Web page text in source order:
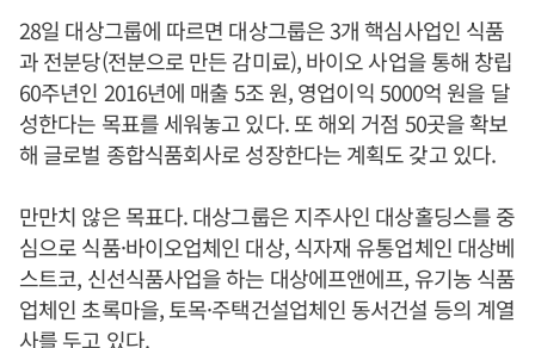
28일 대상그룹에 따르면 대상그룹은 3개 핵심사업인 식품
과 전분당(전분으로 만든 감미료), 바이오 사업을 통해 창립
60주년인 2016년에 매출 5조 원, 영업이익 5000억 원을 달
성한다는 목표를 세워놓고 있다. 또 해외 거점 50곳을 확보
해 글로벌 종합식품회사로 성장한다는 계획도 갖고 있다.
만만치 않은 목표다. 대상그룹은 지주사인 대상홀딩스를 중
심으로 식품·바이오업체인 대상, 식자재 유통업체인 대상베
스트코, 신선식품사업을 하는 대상에프앤에프, 유기농 식품
업체인 초록마을, 토목·주택건설업체인 동서건설 등의 계열
사를 두고 있다.